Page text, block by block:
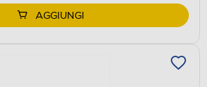
AGGIUNGI